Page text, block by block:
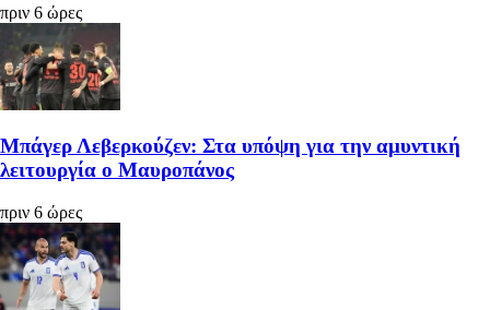
πριν 6 ώρες
Μπάγερ Λεβερκούζεν: Στα υπόψη για την αμυντική
λειτουργία ο Μαυροπάνος
πριν 6 ώρες